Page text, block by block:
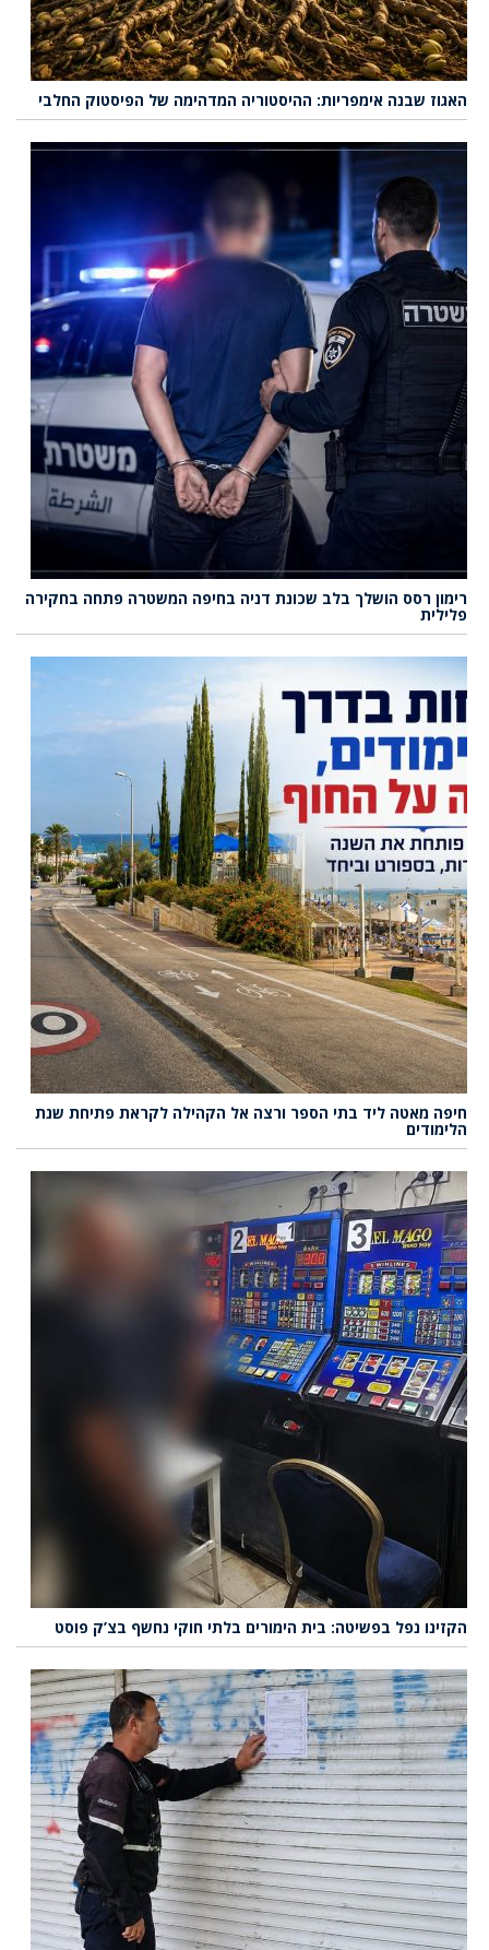
האגוז שבנה אימפריות: ההיסטוריה המדהימה של הפיסטוק החלבי
רימון רסס הושלך בלב שכונת דניה בחיפה המשטרה פתחה בחקירה
פלילית
חיפה מאטה ליד בתי הספר ורצה אל הקהילה לקראת פתיחת שנת
הלימודים
הקזינו נפל בפשיטה: בית הימורים בלתי חוקי נחשף בצ’ק פוסט